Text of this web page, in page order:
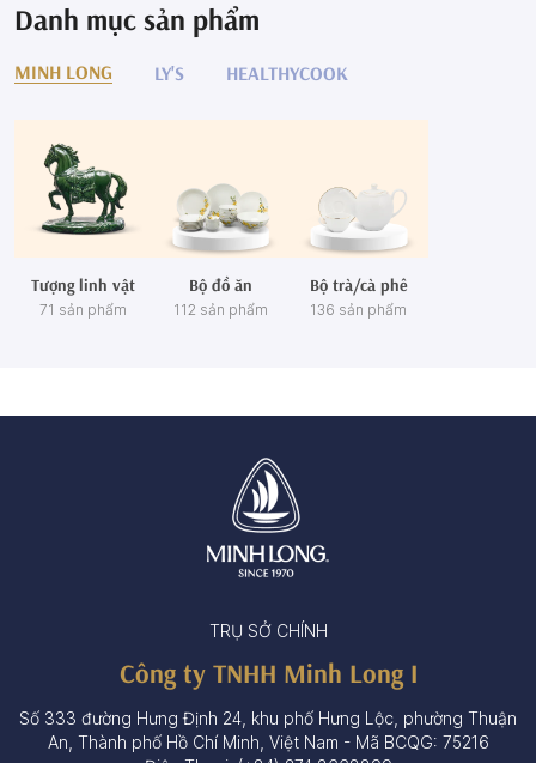
Danh mục sản phẩm
MINH LONG LY'S HEALTHYCOOK
Tượng linh vật
71 sản phẩm
Bộ đồ ăn
112 sản phẩm
Bộ trà/cà phê
136 sản phẩm
TRỤ SỞ CHÍNH
Công ty TNHH Minh Long I
Số 333 đường Hưng Định 24, khu phố Hưng Lộc, phường Thuận
An, Thành phố Hồ Chí Minh, Việt Nam - Mã BCQG: 75216